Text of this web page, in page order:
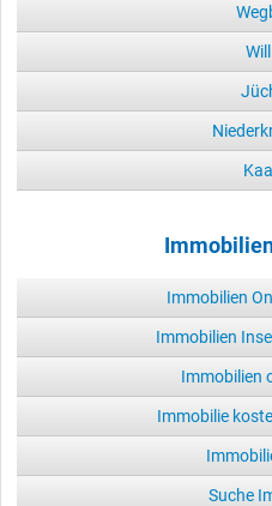
Immobilien
Immobilien
Immobilien
Immobilie
Suche